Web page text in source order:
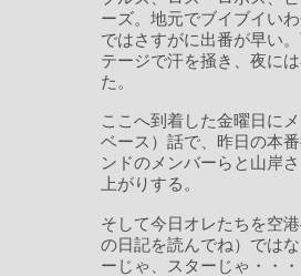
ーズ。地元でブイブイい
ではさすがに出番が早い
テージで汗を掻き、夜に
た。
ここへ到着した金曜日に
ベース）話で、昨日の本
ンドのメンバーらと山岸
上がりする。
そして今日オレたちを空
の日記を読んでね）では
ーじゃ、スターじゃ・・